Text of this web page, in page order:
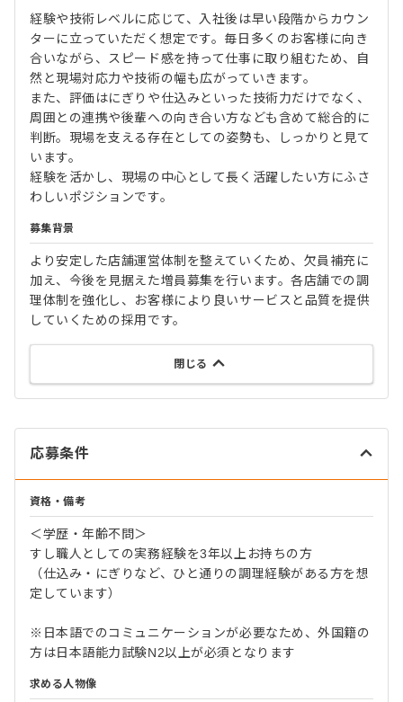
経験や技術レベルに応じて、入社後は早い段階からカウン
ターに立っていただく想定です。毎日多くのお客様に向き
合いながら、スピード感を持って仕事に取り組むため、自
然と現場対応力や技術の幅も広がっていきます。
また、評価はにぎりや仕込みといった技術力だけでなく、
周囲との連携や後輩への向き合い方なども含めて総合的に
判断。現場を支える存在としての姿勢も、しっかりと見て
います。
経験を活かし、現場の中心として長く活躍したい方にふさ
わしいポジションです。
募集背景
より安定した店舗運営体制を整えていくため、欠員補充に
加え、今後を見据えた増員募集を行います。各店舗での調
理体制を強化し、お客様により良いサービスと品質を提供
していくための採用です。
閉じる
応募条件
資格・備考
＜学歴・年齢不問＞
すし職人としての実務経験を3年以上お持ちの方
（仕込み・にぎりなど、ひと通りの調理経験がある方を想
定しています）
※日本語でのコミュニケーションが必要なため、外国籍の
方は日本語能力試験N2以上が必須となります
求める人物像